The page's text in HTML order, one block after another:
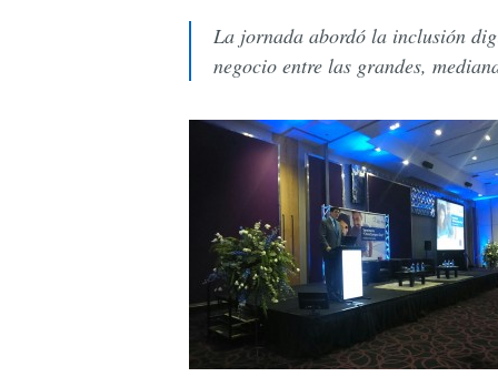
La jornada abordó la inclusión
negocio entre las grandes,